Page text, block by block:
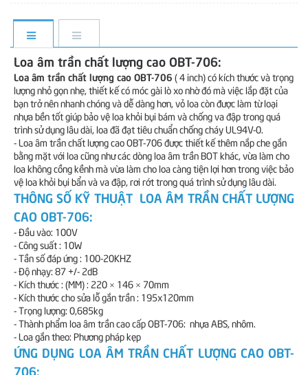
Loa âm trần chất lượng cao OBT-706:
Loa âm trần chất lượng cao OBT-706 ( 4 inch) có kích thước và trọng
lượng nhỏ gọn nhẹ, thiết kế có móc gài lò xo nhờ đó mà việc lắp đặt của
bạn trở nên nhanh chóng và dễ dàng hơn, vỏ loa còn được làm từ loại
nhựa bền tốt giúp bảo vệ loa khỏi bụi bám và chống va đập trong quá
trình sử dụng lâu dài, loa đã đạt tiêu chuẩn chống cháy UL94V-0.
- Loa âm trần chất lượng cao OBT-706 được thiết kế thêm nắp che gắn
bằng mặt với loa cũng như các dòng loa âm trần BOT khác, vừa làm cho
loa không cồng kềnh mà vừa làm cho loa càng tiện lợi hơn trong việc bảo
vệ loa khỏi bụi bẩn và va đập, rơi rớt trong quá trình sử dụng lâu dài.
THÔNG SỐ KỸ THUẬT LOA ÂM TRẦN CHẤT LƯỢNG
CAO OBT-706:
- Đầu vào: 100V
- Công suất : 10W
- Tần số đáp ứng : 100-20KHZ
- Độ nhạy: 87 +/- 2dB
- Kích thước : (MM) : 220 × 146 × 70mm
- Kích thước cho sửa lỗ gắn trần : 195x120mm
- Trọng lượng: 0,685kg
- Thành phẩm loa âm trần cao cấp OBT-706: nhựa ABS, nhôm.
- Loa gắn theo: Phương pháp kẹp
ỨNG DỤNG LOA ÂM TRẦN CHẤT LƯỢNG CAO OBT-
706: